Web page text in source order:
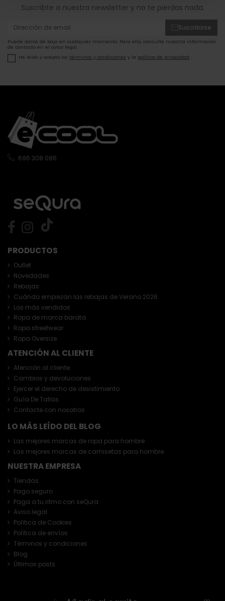
Suscribte a nuestra newsletter y no te pierdas nada.
Suscribirse
Puede darse de baja en cualquier momento. Para ello, consulte nuestra información
de contacto en el aviso legal.
He leído y acepto los términos y condiciones y la política de privacidad
PRODUCTOS
Outlet
Novedades
Rebajas
Cuándo empiezan las rebajas de Verano 2026
Los más vendidos
Ropa de marca barata
Ropa streetwear
Ropa Oversize
ATENCIÓN AL CLIENTE
Atención al cliente
Cambios y devoluciones
Ejercer el derecho de desistimiento
Guía De Tallas
Contacte con nosotros
LO MÁS LEÍDO DEL BLOG
Las mejores marcas de ropa para hombre
Las mejores marcas de camisetas para hombre
NUESTRA EMPRESA
Tiendas
Pago seguro
Paga a tu ritmo con seQura
Aviso legal
Política de Cookies
Política de envíos
Términos y condiciones
Blog
Últimos posts
696 308 086